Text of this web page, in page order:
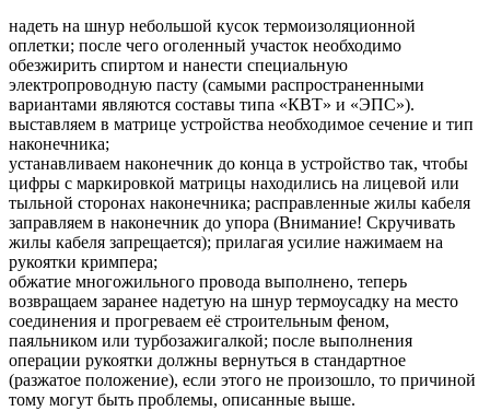
надеть на шнур небольшой кусок термоизоляционной
оплетки; после чего оголенный участок необходимо
обезжирить спиртом и нанести специальную
электропроводную пасту (самыми распространенными
вариантами являются составы типа «КВТ» и «ЭПС»).
выставляем в матрице устройства необходимое сечение и тип
наконечника;
устанавливаем наконечник до конца в устройство так, чтобы
цифры с маркировкой матрицы находились на лицевой или
тыльной сторонах наконечника; расправленные жилы кабеля
заправляем в наконечник до упора (Внимание! Скручивать
жилы кабеля запрещается); прилагая усилие нажимаем на
рукоятки кримпера;
обжатие многожильного провода выполнено, теперь
возвращаем заранее надетую на шнур термоусадку на место
соединения и прогреваем её строительным феном,
паяльником или турбозажигалкой; после выполнения
операции рукоятки должны вернуться в стандартное
(разжатое положение), если этого не произошло, то причиной
тому могут быть проблемы, описанные выше.